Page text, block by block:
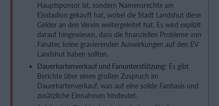
Hauptsponsor ist, sondern Namensrechte am
Eisstadion gekauft hat, wobei die Stadt Landshut diese
Gelder an den Verein weitergeleitet hat. Es wird explizit
darauf hingewiesen, dass die finanziellen Probleme von
Fanatec keine gravierenden Auswirkungen auf den EV
Landshut haben sollten.
Dauerkartenverkauf und Fanunterstützung: Es gibt
Berichte über einen großen Zuspruch im
Dauerkartenverkauf, was auf eine solide Fanbasis und
zusätzliche Einnahmen hindeutet.